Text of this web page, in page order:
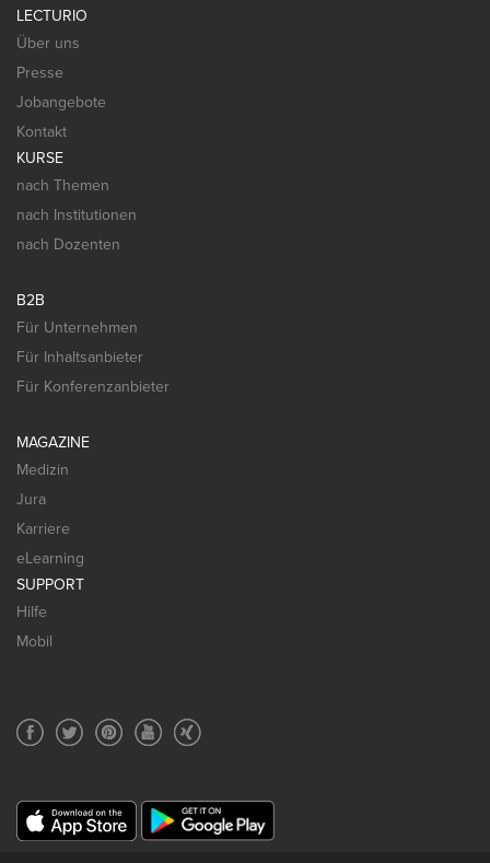
LECTURIO
Über uns
Presse
Jobangebote
Kontakt
KURSE
nach Themen
nach Institutionen
nach Dozenten
B2B
Für Unternehmen
Für Inhaltsanbieter
Für Konferenzanbieter
MAGAZINE
Medizin
Jura
Karriere
eLearning
SUPPORT
Hilfe
Mobil